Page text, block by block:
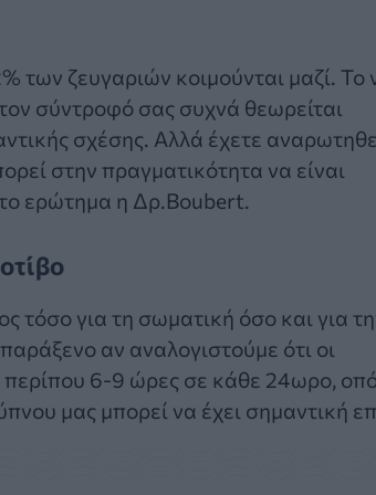
των ζευγαριών κοιμούνται μαζί. Το
σύντροφό σας συχνά θεωρείται
σχέσης. Αλλά έχετε
στην πραγματικότητα να είναι
το ερώτημα η Δρ.Boubert.
τόσο για τη σωματική όσο και για
αν αναλογιστούμε ότι οι
περίπου 6-9 ώρες σε κάθε 24ωρο,
μας μπορεί να έχει σημαντική